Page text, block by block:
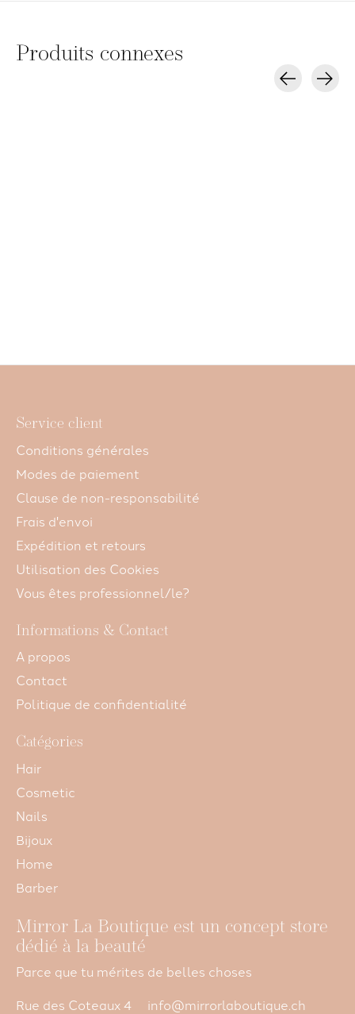
Produits connexes
Service client
Conditions générales
Modes de paiement
Clause de non-responsabilité
Frais d'envoi
Expédition et retours
Utilisation des Cookies
Vous êtes professionnel/le?
Informations & Contact
A propos
Contact
Politique de confidentialité
Catégories
Hair
Cosmetic
Nails
Bijoux
Home
Barber
Mirror La Boutique est un concept store
dédié à la beauté
Parce que tu mérites de belles choses
Rue des Coteaux 4
info@mirrorlaboutique.ch